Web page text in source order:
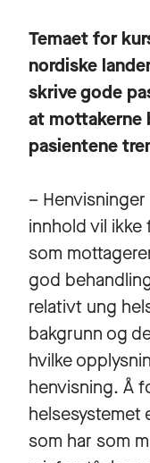
Temaet for
nordiske
skrive gode
at mottakerne
pasientene
–
innhold vil
som
god
relativt ung
bakgrunn og
hvilke
henvisning. Å
helsesystemet
som har som